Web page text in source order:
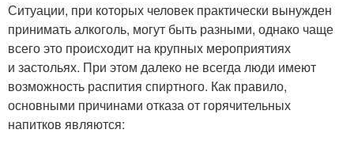
Ситуации, при которых человек практически вынужден
принимать алкоголь, могут быть разными, однако чаще
всего это происходит на крупных мероприятиях
и застольях. При этом далеко не всегда люди имеют
возможность распития спиртного. Как правило,
основными причинами отказа от горячительных
напитков являются: